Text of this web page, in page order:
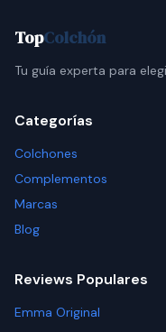
TopColchón
Tu guía experta para
Categorías
Colchones
Complementos
Marcas
Blog
Reviews Populares
Emma Original